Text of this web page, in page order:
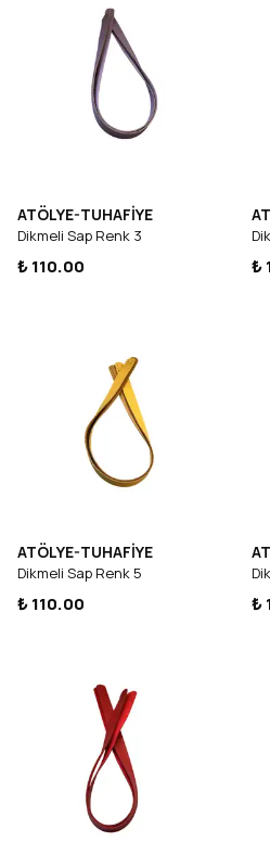
ATÖLYE-TUHAFİYE
Dikmeli Sap Renk 3
₺ 110.00 ₺
ATÖLYE-TUHAFİYE
Dikmeli Sap Renk 5
₺ 110.00 ₺